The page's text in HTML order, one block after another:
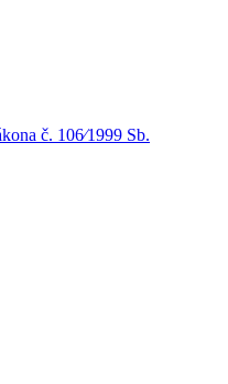
č. 106⁄1999 Sb.